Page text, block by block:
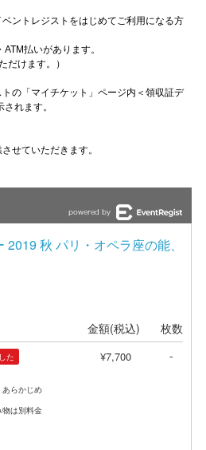
ントレジストをはじめてご利用になる方
払いがあります。
だけます。）
の「マイチケット」ページ内＜領収証デ
れます。
せていただきます。